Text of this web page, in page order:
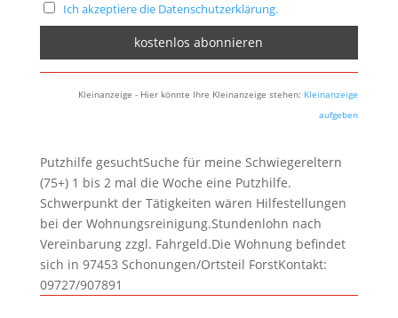
Ich akzeptiere die Datenschutzerklärung.
Kleinanzeige - Hier könnte Ihre Kleinanzeige stehen: Kleinanzeige
aufgeben
Putzhilfe gesuchtSuche für meine Schwiegereltern
(75+) 1 bis 2 mal die Woche eine Putzhilfe.
Schwerpunkt der Tätigkeiten wären Hilfestellungen
bei der Wohnungsreinigung.Stundenlohn nach
Vereinbarung zzgl. Fahrgeld.Die Wohnung befindet
sich in 97453 Schonungen/Ortsteil ForstKontakt:
09727/907891